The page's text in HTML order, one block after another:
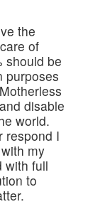
the
of
should be
purposes
disable
world.
respond I
my
with full
to